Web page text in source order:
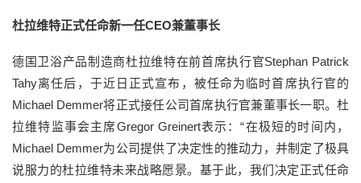
杜拉维特正式任命新一任CEO兼董事长
德国卫浴产品制造商杜拉维特在前首席执行官Stephan Patrick
Tahy离任后，于近日正式宣布，被任命为临时首席执行官的
Michael Demmer将正式接任公司首席执行官兼董事长一职。杜
拉维特监事会主席Gregor Greinert表示：“在极短的时间内，
Michael Demmer为公司提供了决定性的推动力，并制定了极具
说服力的杜拉维特未来战略愿景。基于此，我们决定正式任命